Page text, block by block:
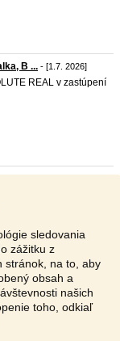
sledovania
zážitku z
stránok, na to, aby
obsah a
našich
toho, odkiaľ
B ... - [1.7. 2026]
REAL v zastúpení
investičný objekt (7